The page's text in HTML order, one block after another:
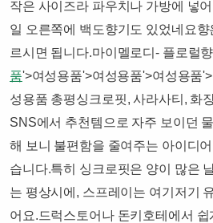
작은 사이즈라 파우치나 가방에 넣
일 오른쪽에 백도향기도 있었네요
르시면 됩니다.마이멜로디- 플로럴
품'>여성용품'>여성용품'>여성용품
성용품 총평싱크로핏, 사라사티, 화
SNS에서 추천템으로 자주 보이던
해 보니 불편함을 줄여주는 아이디
습니다.​특히 싱크로핏은 양이 많은
는 평상시에, 스프레이는 여기저기
어요.드럭스토어나 돈키호테에서